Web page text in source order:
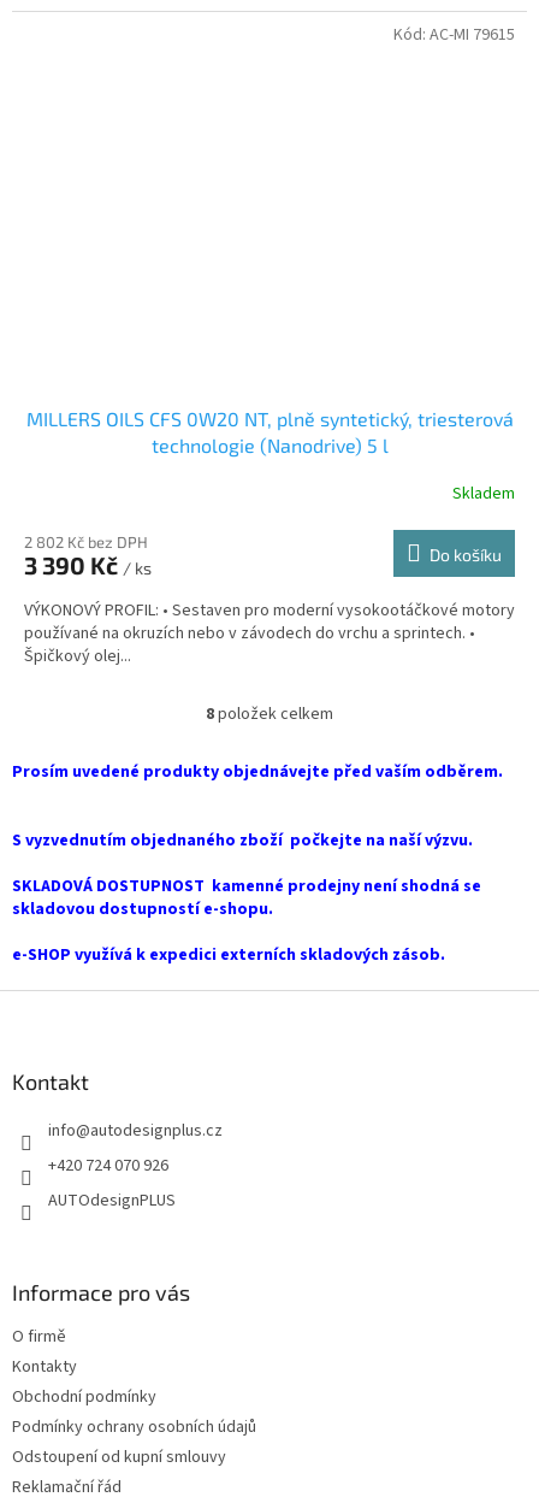
MILLERS OILS CFS 0W20 NT, plně syntetický, triesterová
technologie (Nanodrive) 5 l
Skladem
2 802 Kč bez DPH
3 390 Kč / ks
Do košíku
VÝKONOVÝ PROFIL: • Sestaven pro moderní vysokootáčkové motory
používané na okruzích nebo v závodech do vrchu a sprintech. •
Špičkový olej...
Kód: AC-MI 79615
O
l
a
í
p
v
y
8položek celkem
Prosím uvedené produkty objednávejte před vaším odběrem.
S vyzvednutím objednaného zboží počkejte na naší výzvu.
SKLADOVÁ DOSTUPNOST kamenné prodejny není shodná se
skladovou dostupností e-shopu.
e-SHOP využívá k expedici externích skladových zásob.
Kontakt
info@autodesignplus.cz
+420 724 070 926
AUTOdesignPLUS
Informace pro vás
O firmě
Kontakty
Obchodní podmínky
Podmínky ochrany osobních údajů
Odstoupení od kupní smlouvy
Reklamační řád